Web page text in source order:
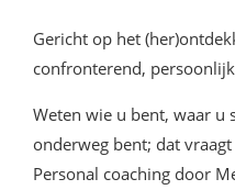
Gericht op het
confronterend,
Weten wie u bent, waar u
onderweg bent; dat
Personal coaching door